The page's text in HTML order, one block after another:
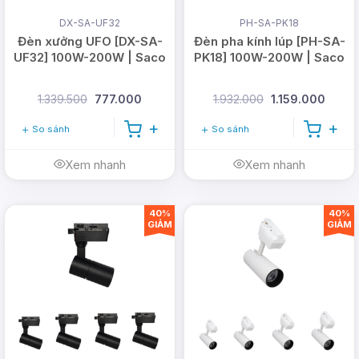
Email: vn@dmtsolar.com
cskh@dmtsolar.com
www.dmtsolar.vn
DX-SA-UF32
Đèn xưởng UFO [DX-SA-
UF32] 100W-200W | Saco
1.339.500 777.000
So sánh
Xem nhanh
PH-SA-PK18
Đèn pha kính lúp [PH-SA-
PK18] 100W-200W | Saco
1.932.000 1.159.000
So sánh
Xem nhanh
40%
GIẢM
40%
GIẢM